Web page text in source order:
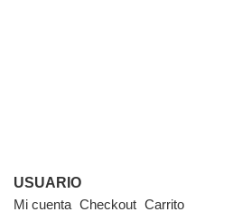
USUARIO
Mi cuenta Checkout Carrito